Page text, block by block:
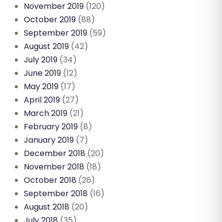
November 2019 (120)
October 2019 (88)
September 2019 (59)
August 2019 (42)
July 2019 (34)
June 2019 (12)
May 2019 (17)
April 2019 (27)
March 2019 (21)
February 2019 (8)
January 2019 (7)
December 2018 (20)
November 2018 (18)
October 2018 (26)
September 2018 (16)
August 2018 (20)